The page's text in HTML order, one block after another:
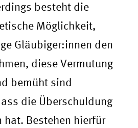
besteht die
Möglichkeit,
Gläubiger:innen den
diese Vermutung
bemüht sind
die Überschuldung
hat. Bestehen hierfür